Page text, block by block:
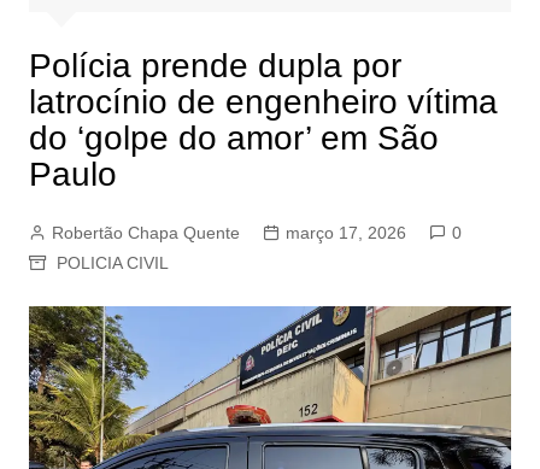
Polícia prende dupla por
latrocínio de engenheiro vítima
do ‘golpe do amor’ em São
Paulo
Robertão Chapa Quente março 17, 2026
0
POLICIA CIVIL